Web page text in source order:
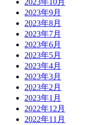
2023年10月
2023年9月
2023年8月
2023年7月
2023年6月
2023年5月
2023年4月
2023年3月
2023年2月
2023年1月
2022年12月
2022年11月